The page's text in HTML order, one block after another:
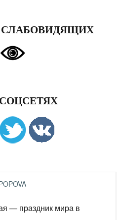
СЛАБОВИДЯЩИХ
— праздник мира в